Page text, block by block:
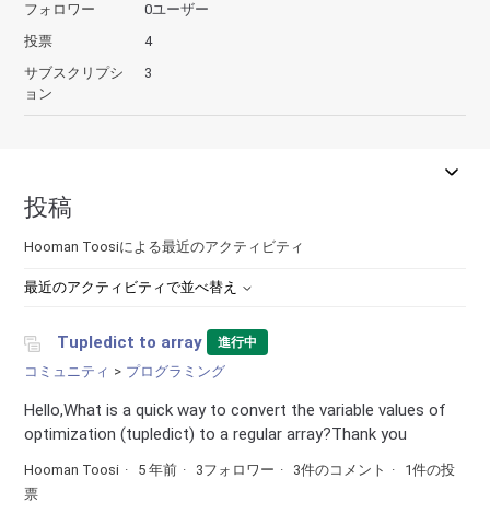
フォロワー
0ユーザー
投票
4
サブスクリプシ
ョン
3
投稿
Hooman Toosiによる最近のアクティビティ
最近のアクティビティで並べ替え
Tupledict to array 進行中
コミュニティ プログラミング
Hello,What is a quick way to convert the variable values of
optimization (tupledict) to a regular array?Thank you
Hooman Toosi 5 年前 3フォロワー 3件のコメント
1件の投
票